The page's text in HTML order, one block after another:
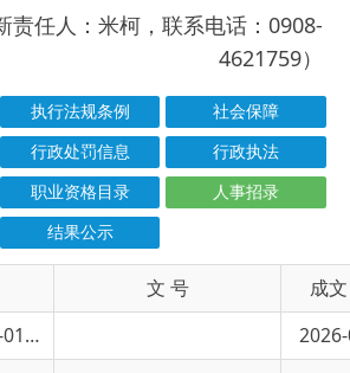
4621759）
社会保障
行政处罚信息
行政执法
职业资格目录
人事招录
结果公示
信息标题 文 号
wqxrmzf00/2026-01116
2026年乌恰县招募“三支一扶”高校毕业生
2026-08-03
2026年乌恰县高校毕业生“三支一扶”计划
2026-07-24
wqxrmzf00/2026-00274 2026年克州事业单位面向高校毕业生人才
2026-04-18